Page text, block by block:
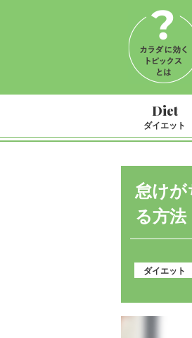
Diet
ダイエット
怠け
る方法
ダイエット